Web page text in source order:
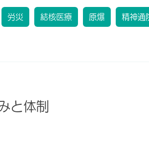
労災 結核医療 原爆 精神通
と体制